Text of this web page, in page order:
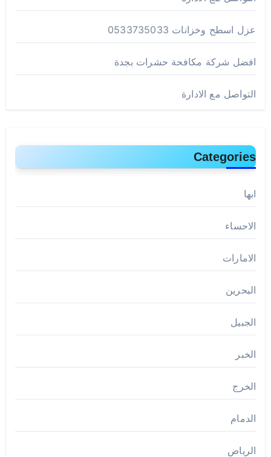
عزل اسطح وخزانات 0533735033
افضل شركة مكافحة حشرات بجدة
التواصل مع الادارة
Categories
ابها
الاحساء
الامارات
البحرين
الجبيل
الخبر
الخرج
الدمام
الرياض